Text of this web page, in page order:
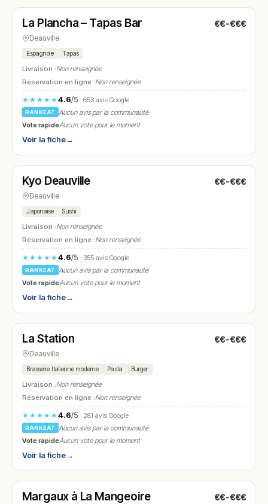
N° 13
La Plancha – Tapas Bar €€-€€€
Deauville
Espagnole Tapas
Livraison :Non renseignée
Réservation en ligne :Non renseignée
★★★★★4.6/5· 653 avis Google
RANKEAT
Aucun avis par la communauté
Vote rapideAucun vote pour le moment
Voir la fiche→
N° 14
Kyo Deauville €€-€€€
Deauville
Japonaise Sushi
Livraison :Non renseignée
Réservation en ligne :Non renseignée
★★★★★4.6/5· 355 avis Google
RANKEAT
Aucun avis par la communauté
Vote rapideAucun vote pour le moment
Voir la fiche→
N° 15
La Station €€-€€€
Deauville
Brasserie Italienne moderne Pasta Burger
Livraison :Non renseignée
Réservation en ligne :Non renseignée
★★★★★4.6/5· 281 avis Google
RANKEAT
Aucun avis par la communauté
Vote rapideAucun vote pour le moment
Voir la fiche→
N° 16
Margaux à La Mangeoire €€-€€€